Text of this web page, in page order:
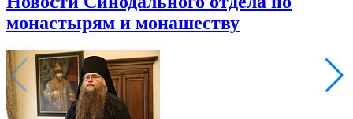
монастырям и монашеству